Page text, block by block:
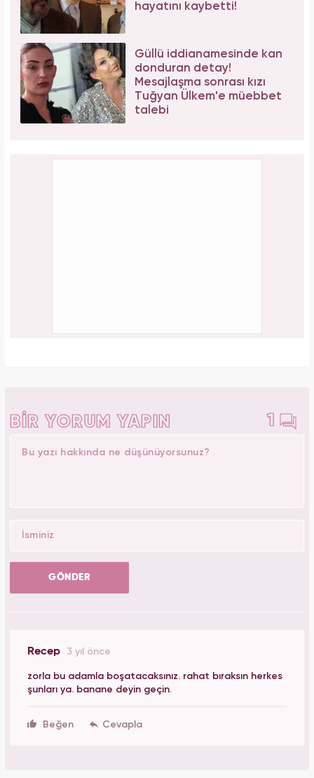
hayatını kaybetti!
Güllü iddianamesinde kan
donduran detay!
Mesajlaşma sonrası kızı
Tuğyan Ülkem'e müebbet
talebi
BİR YORUM YAPIN 1
GÖNDER
Recep 3 yıl önce
zorla bu adamla boşatacaksınız. rahat bıraksın herkes
şunları ya. banane deyin geçin.
Beğen